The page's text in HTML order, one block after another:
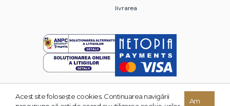
livrarea
© 2026 Grupul Editorial TREI. Toate drepturile rezervate.
Acest site foloseşte cookies. Continuarea navigării
Am